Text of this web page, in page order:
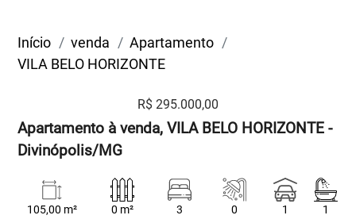
Início venda
Apartamento
VILA BELO HORIZONTE
R$ 295.000,00
Apartamento à venda, VILA BELO HORIZONTE -
Divinópolis/MG
105,00 m²
0 m²
3
0
1
1